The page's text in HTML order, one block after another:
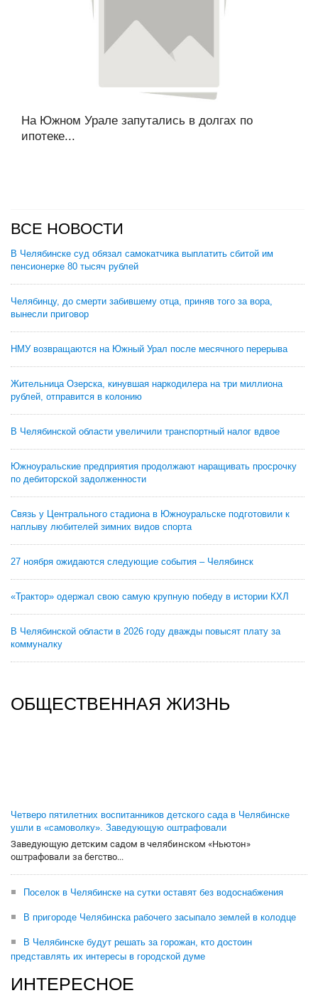
На Южном Урале запутались в долгах по
ипотеке...
ВСЕ НОВОСТИ
В Челябинске суд обязал самокатчика выплатить сбитой им
пенсионерке 80 тысяч рублей
Челябинцу, до смерти забившему отца, приняв того за вора,
вынесли приговор
НМУ возвращаются на Южный Урал после месячного перерыва
Жительница Озерска, кинувшая наркодилера на три миллиона
рублей, отправится в колонию
В Челябинской области увеличили транспортный налог вдвое
Южноуральские предприятия продолжают наращивать просрочку
по дебиторской задолженности
Связь у Центрального стадиона в Южноуральске подготовили к
наплыву любителей зимних видов спорта
27 ноября ожидаются следующие события – Челябинск
«Трактор» одержал свою самую крупную победу в истории КХЛ
В Челябинской области в 2026 году дважды повысят плату за
коммуналку
ОБЩЕСТВЕННАЯ ЖИЗНЬ
Четверо пятилетних воспитанников детского сада в Челябинске
ушли в «самоволку». Заведующую оштрафовали
Заведующую детским садом в челябинском «Ньютон»
оштрафовали за бегство...
Поселок в Челябинске на сутки оставят без водоснабжения
В пригороде Челябинска рабочего засыпало землей в колодце
В Челябинске будут решать за горожан, кто достоин
представлять их интересы в городской думе
ИНТЕРЕСНОЕ